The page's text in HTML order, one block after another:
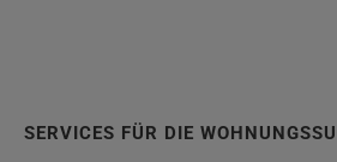
SERVICES FÜR DIE